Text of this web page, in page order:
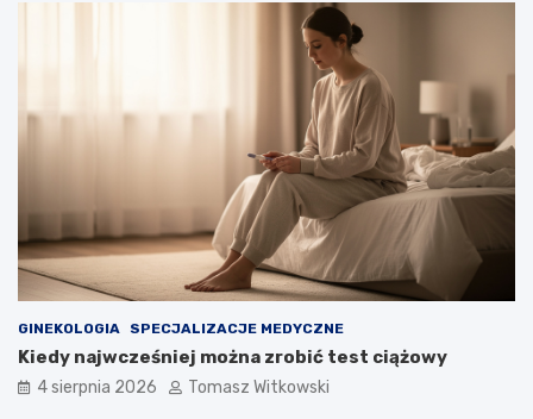
GINEKOLOGIA SPECJALIZACJE MEDYCZNE
Kiedy najwcześniej można zrobić test ciążowy
4 sierpnia 2026 Tomasz Witkowski